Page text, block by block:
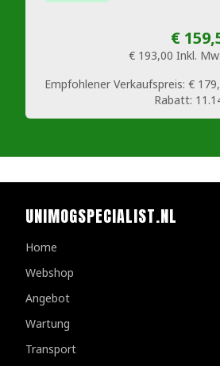
€
€ 193,00 Inkl.
Empfohlener Verkaufspreis: €
Rabatt:
UNIMOGSPECIALIST.NL
Home
Webshop
Angebot
Wartung
Transport